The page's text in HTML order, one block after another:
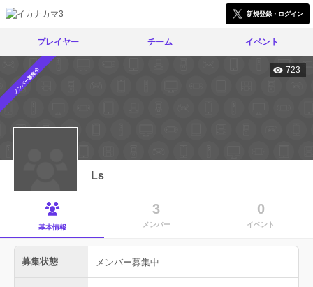
新規登録・ログイン
プレイヤー チーム イベント
メンバー募集中 723
Ls
基本情報
3
メンバー
0
イベント
募集状態 メンバー募集中